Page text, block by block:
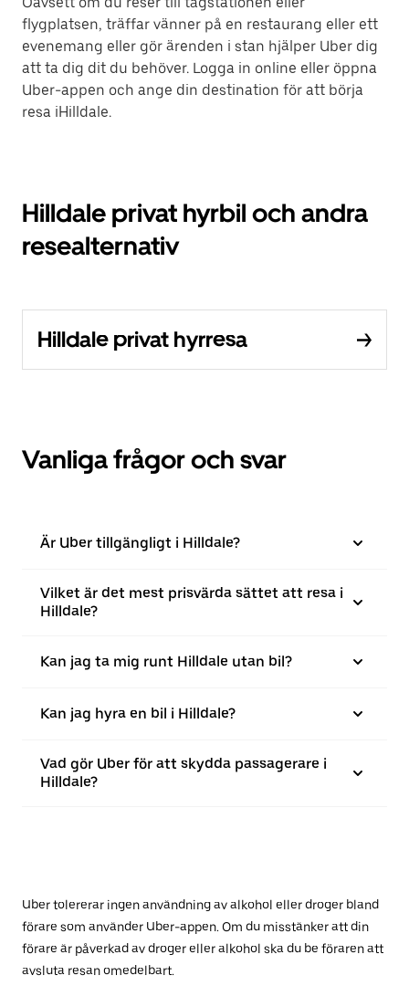
flygplatsen, träffar vänner på en restaurang eller ett
evenemang eller gör ärenden i stan hjälper Uber dig
att ta dig dit du behöver. Logga in online eller öppna
Uber-appen och ange din destination för att börja
resa iHilldale.
Hilldale privat hyrbil och andra
resealternativ
Hilldale privat hyrresa
Vanliga frågor och svar
Är Uber tillgängligt i Hilldale?
Vilket är det mest prisvärda sättet att resa i
Hilldale?
Kan jag ta mig runt Hilldale utan bil?
Kan jag hyra en bil i Hilldale?
Vad gör Uber för att skydda passagerare i
Hilldale?
Uber tolererar ingen användning av alkohol eller droger bland
förare som använder Uber-appen. Om du misstänker att din
förare är påverkad av droger eller alkohol ska du be föraren att
avsluta resan omedelbart.